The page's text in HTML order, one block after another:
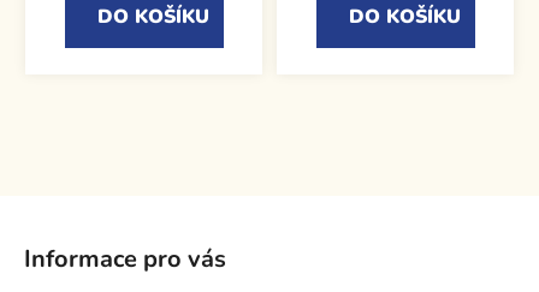
DO KOŠÍKU DO KOŠÍKU
Informace pro vás